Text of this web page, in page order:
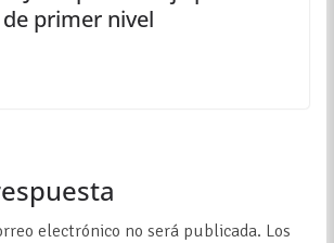
primer nivel
electrónico no será publicada. Los